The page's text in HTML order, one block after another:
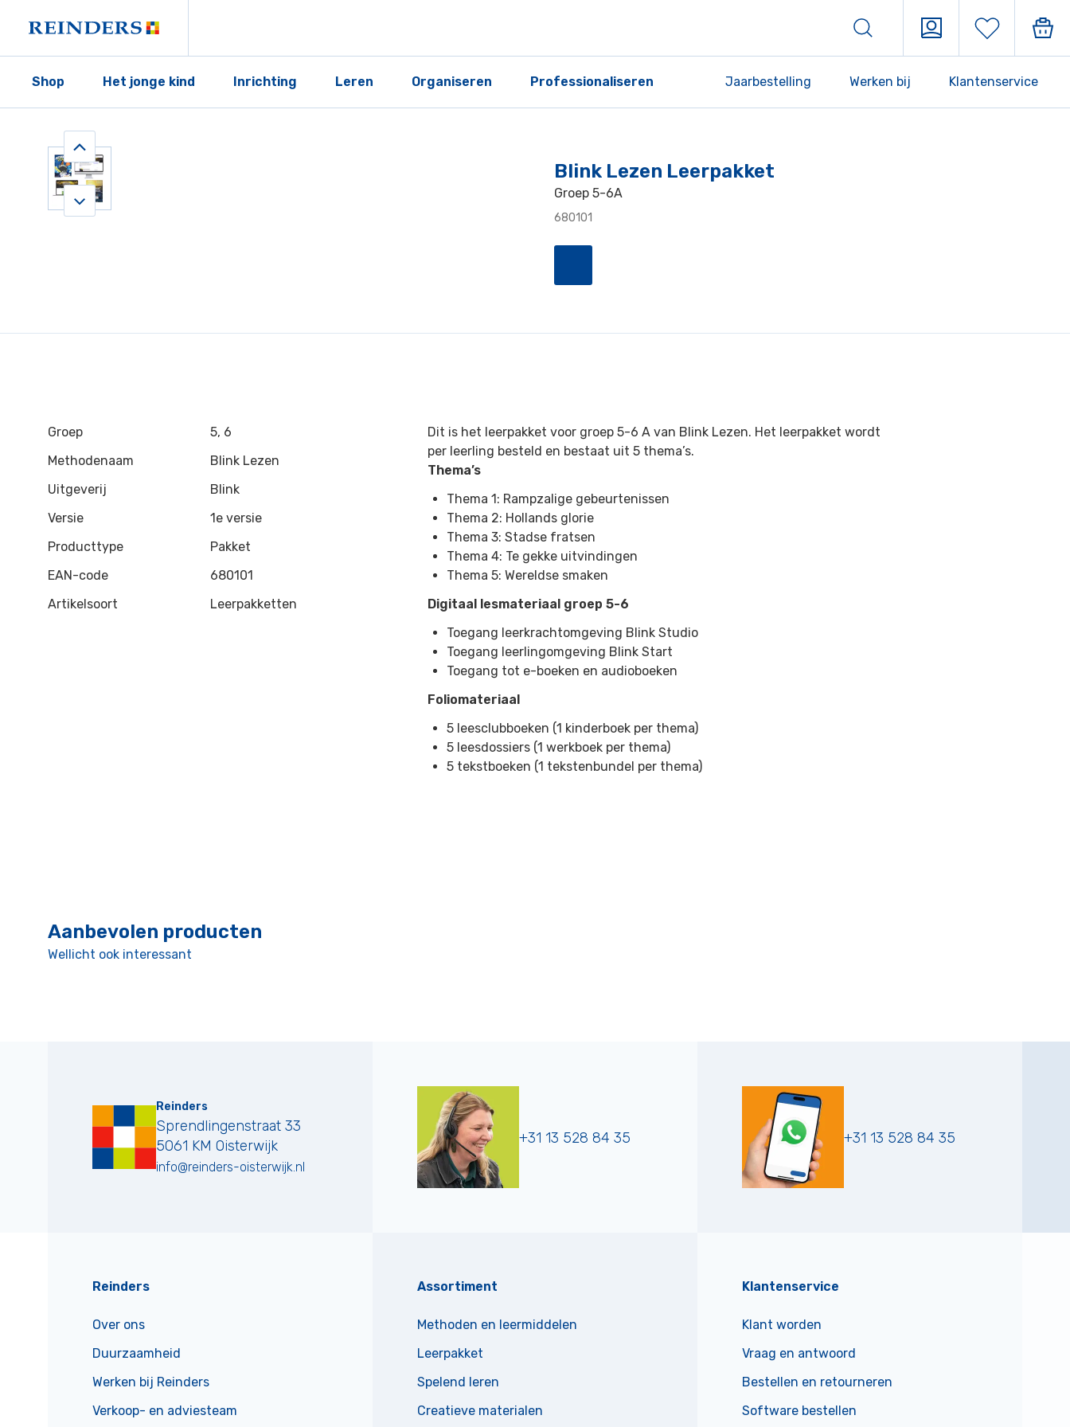
Shop Het jonge kind Inrichting Leren Organiseren Professionaliseren Jaarbestelling Werken bij Klantenservice
Blink Lezen Leerpakket
Groep 5-6A
680101
Groep
5, 6
Methodenaam
Blink Lezen
Uitgeverij
Blink
Versie
1e versie
Producttype
Pakket
EAN-code
680101
Artikelsoort
Leerpakketten
Dit is het leerpakket voor groep 5-6 A van Blink Lezen. Het leerpakket wordt
per leerling besteld en bestaat uit 5 thema’s.
Thema’s
Thema 1: Rampzalige gebeurtenissen
Thema 2: Hollands glorie
Thema 3: Stadse fratsen
Thema 4: Te gekke uitvindingen
Thema 5: Wereldse smaken
Digitaal lesmateriaal groep 5-6
Toegang leerkrachtomgeving Blink Studio
Toegang leerlingomgeving Blink Start
Toegang tot e-boeken en audioboeken
Foliomateriaal
5 leesclubboeken (1 kinderboek per thema)
5 leesdossiers (1 werkboek per thema)
5 tekstboeken (1 tekstenbundel per thema)
Aanbevolen producten
Wellicht ook interessant
Reinders
Sprendlingenstraat 33
5061 KM Oisterwijk
info@reinders-oisterwijk.nl
+31 13 528 84 35 +31 13 528 84 35
Reinders
Over ons
Duurzaamheid
Werken bij Reinders
Verkoop- en adviesteam
Assortiment
Methoden en leermiddelen
Leerpakket
Spelend leren
Creatieve materialen
Klantenservice
Klant worden
Vraag en antwoord
Bestellen en retourneren
Software bestellen